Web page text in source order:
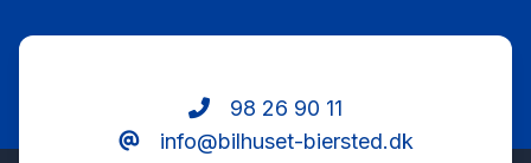
98 26 90 11
info@bilhuset-biersted.dk